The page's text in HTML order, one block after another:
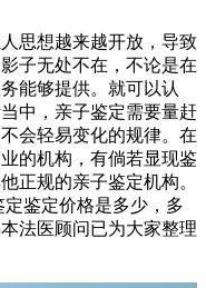
思想越来越开放，导致
子无处不在，不论是在
能够提供。就可以认
中，亲子鉴定需要量赶
会轻易变化的规律。在
的机构，有倘若显现鉴
正规的亲子鉴定机构。
鉴定价格是多少，多
法医顾问已为大家整理